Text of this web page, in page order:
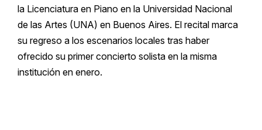
la Licenciatura en Piano en la Universidad Nacional
de las Artes (UNA) en Buenos Aires. El recital marca
su regreso a los escenarios locales tras haber
ofrecido su primer concierto solista en la misma
institución en enero.